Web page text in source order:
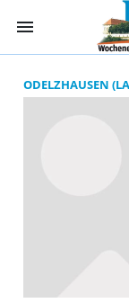
menu
ODELZHAUSEN